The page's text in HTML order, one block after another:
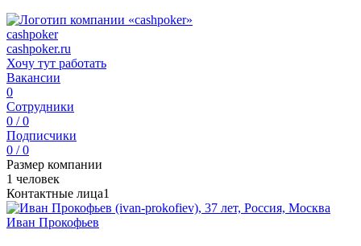
cashpoker
cashpoker.ru
Хочу тут работать
Вакансии
0
Сотрудники
0 / 0
Подписчики
0 / 0
Размер компании
1 человек
Контактные лица1
Иван Прокофьев